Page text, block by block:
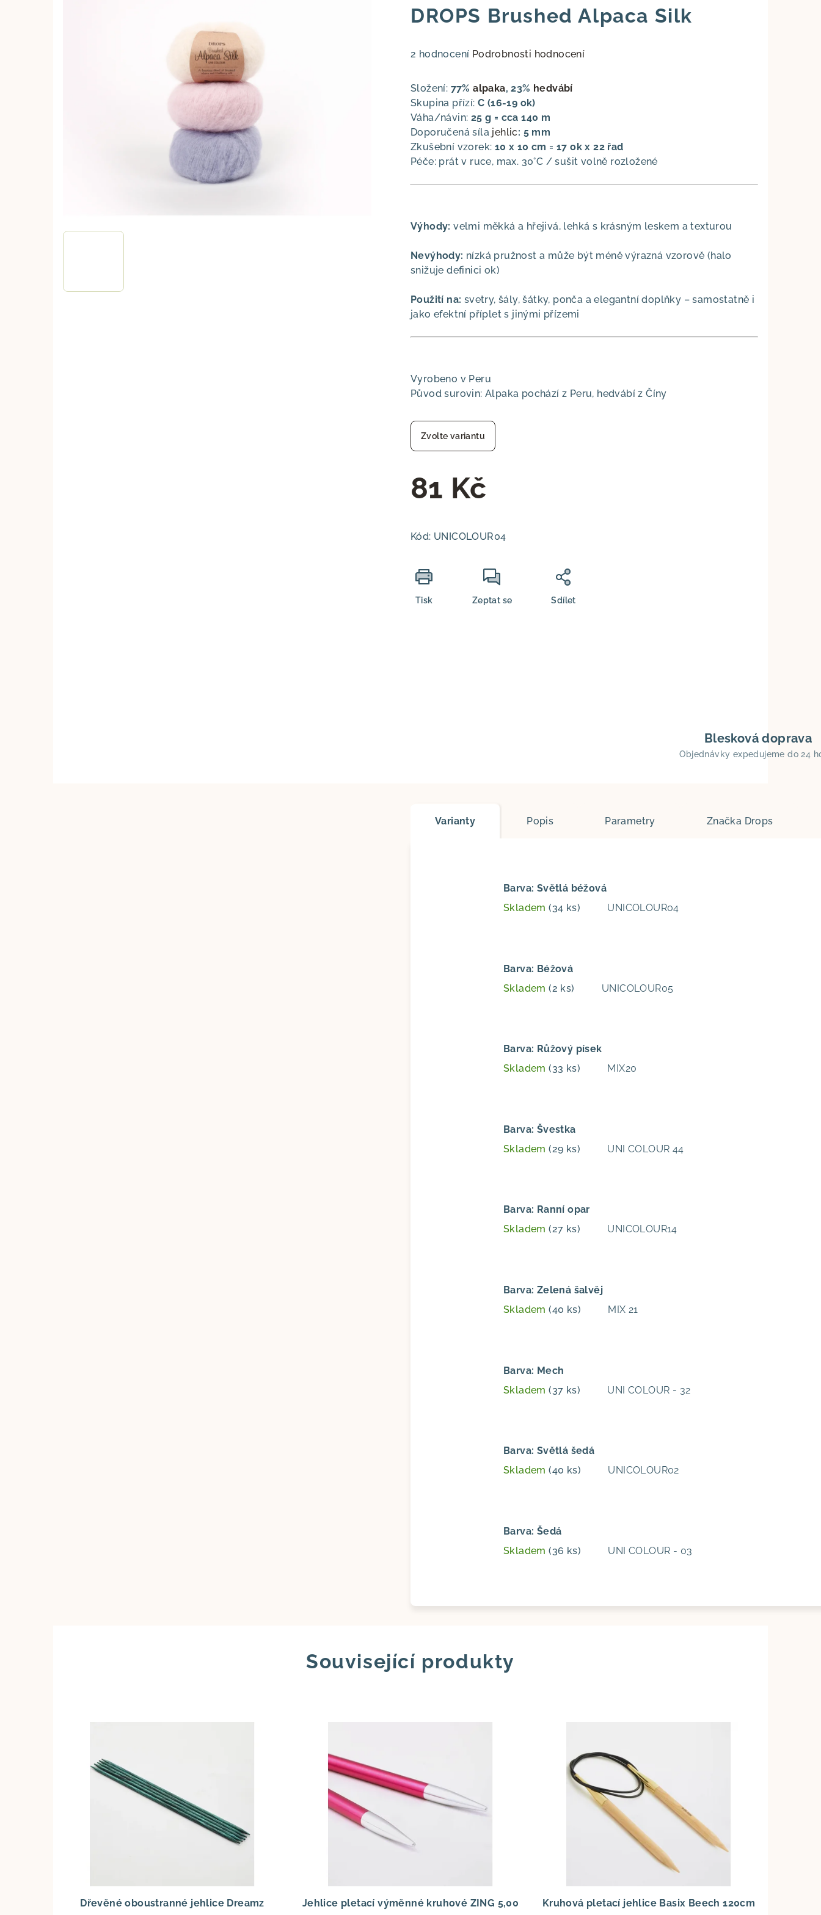
DROPS Brushed Alpaca Silk
Průměrné
produktu
je
5,0
z
5
hvězdiček.
2 hodnocení Podrobnosti hodnocení
Složení: 77%alpaka, 23% hedvábí
Skupina přízí: C (16-19 ok)
Váha/návin: 25 g = cca 140 m
Doporučená síla jehlic: 5 mm
Zkušební vzorek: 10 x 10 cm = 17 ok x 22 řad
Péče: prát v ruce, max. 30°C / sušit volně rozložené
Výhody: velmi měkká a hřejivá, lehká s krásným leskem a texturou
Nevýhody: nízká pružnost a může být méně výrazná vzorově (halo
snižuje definici ok)
Použití na: svetry, šály, šátky, ponča a elegantní doplňky – samostatně i
jako efektní příplet s jinými přízemi
Vyrobeno v Peru
Původ surovin: Alpaka pochází z Peru, hedvábí z Číny
Zvolte variantu
81 Kč
cena:
Kód: UNICOLOUR04
Tisk Zeptat se Sdílet
Blesková doprava
Objednávky expedujeme do 24
Varianty Popis Parametry Značka Drops
Barva: Světlá béžová
Skladem(34 ks) UNICOLOUR04
Barva: Béžová
Skladem(2 ks) UNICOLOUR05
Barva: Růžový písek
Skladem(33 ks) MIX20
Barva: Švestka
Skladem(29 ks) UNI COLOUR 44
Barva: Ranní opar
Skladem(27 ks) UNICOLOUR14
Barva: Zelená šalvěj
Skladem(40 ks) MIX 21
Barva: Mech
Skladem(37 ks) UNI COLOUR - 32
Barva: Světlá šedá
Skladem(40 ks) UNICOLOUR02
Barva: Šedá
Skladem(36 ks) UNI COLOUR - 03
Související produkty
Dřevěné oboustranné jehlice Dreamz
Jehlice pletací výměnné kruhové ZING 5,00
Kruhová pletací jehlice Basix Beech 120cm